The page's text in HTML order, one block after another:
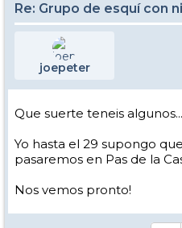
Re: Grupo de esquí con
joepeter
Que suerte teneis algunos...
Yo hasta el 29 supongo
pasaremos en Pas de la
Nos vemos pronto!